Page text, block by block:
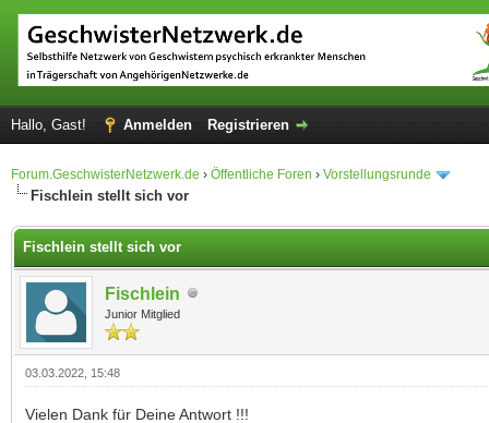
Hallo, Gast! Anmelden Registrieren
Forum.GeschwisterNetzwerk.de › Öffentliche Foren › Vorstellungsrunde
Fischlein stellt sich vor
Fischlein stellt sich vor
Fischlein
Junior Mitglied
03.03.2022, 15:48
Vielen Dank für Deine Antwort !!!